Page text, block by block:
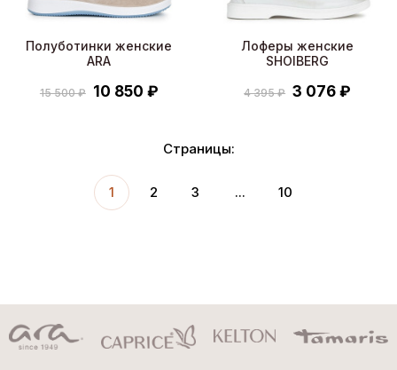
Полуботинки женские
ARA
15 500 ₽ 10 850 ₽
Лоферы женские
SHOIBERG
4 395 ₽ 3 076 ₽
Страницы:
1 2 3 ... 10